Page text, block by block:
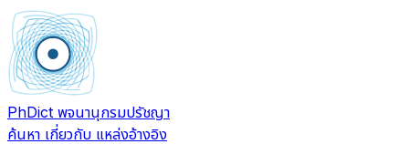
PhDict พจนานุกรมปรัชญา
ค้นหา เกี่ยวกับ แหล่งอ้างอิง